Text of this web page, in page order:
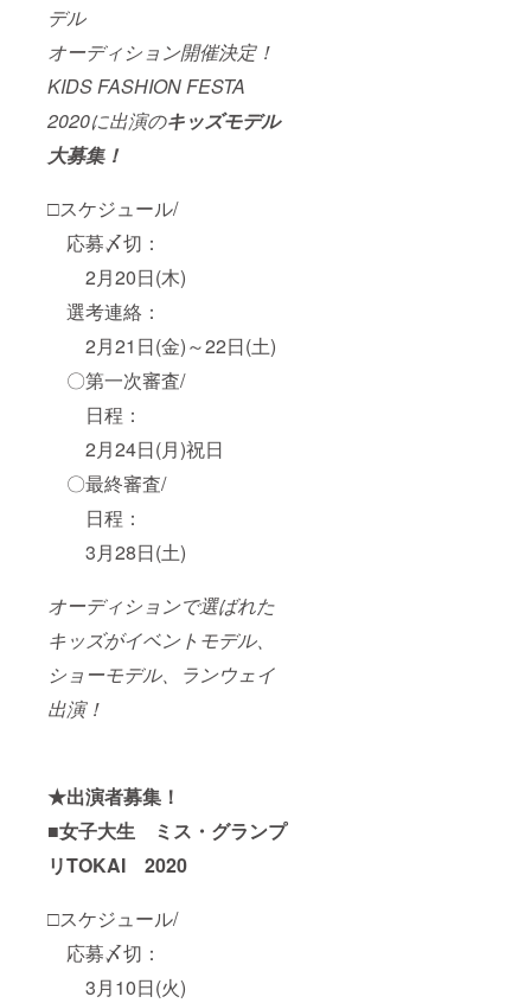
デル
オーディション開催決定！
KIDS FASHION FESTA
2020に出演のキッズモデル
大募集！
□スケジュール/
応募〆切：
2月20日(木)
選考連絡：
2月21日(金)～22日(土)
〇第一次審査/
日程：
2月24日(月)祝日
〇最終審査/
日程：
3月28日(土)
オーディションで選ばれた
キッズがイベントモデル、
ショーモデル、ランウェイ
出演！
★出演者募集！
■女子大生 ミス・グランプ
リTOKAI 2020
□スケジュール/
応募〆切：
3月10日(火)